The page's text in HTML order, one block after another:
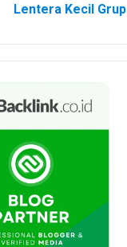
Lentera Kecil Grup